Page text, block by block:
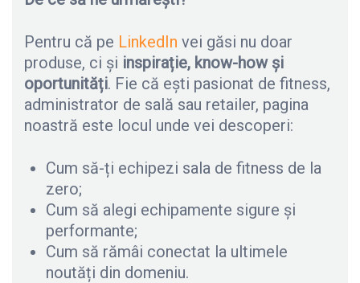
Pentru că pe LinkedIn vei găsi nu doar
produse, ci și inspirație, know-how și
oportunități. Fie că ești pasionat de fitness,
administrator de sală sau retailer, pagina
noastră este locul unde vei descoperi:
Cum să-ți echipezi sala de fitness de la
zero;
Cum să alegi echipamente sigure și
performante;
Cum să rămâi conectat la ultimele
noutăți din domeniu.